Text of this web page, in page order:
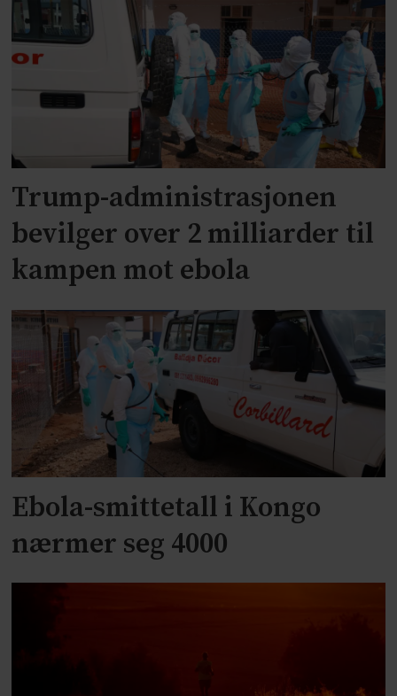
Trump-administrasjonen
bevilger over 2 milliarder til
kampen mot ebola
Ebola-smittetall i Kongo
nærmer seg 4000